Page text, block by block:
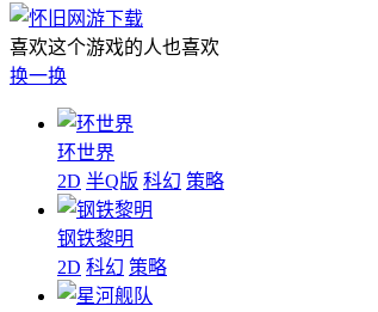
喜欢这个游戏的人也喜欢
换一换
环世界
2D 半Q版 科幻 策略
钢铁黎明
2D 科幻 策略